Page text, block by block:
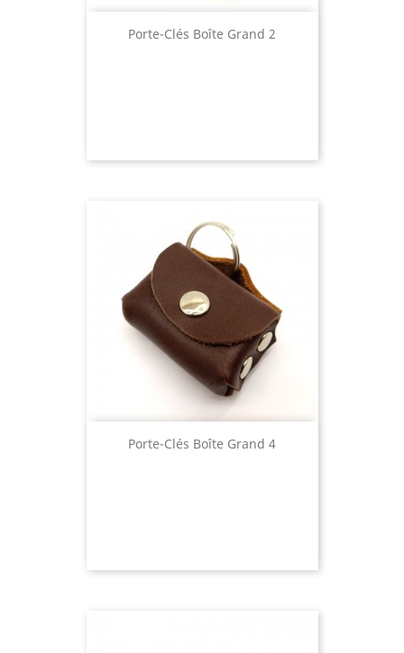
Porte-Clés Boîte Grand 2
Porte-Clés Boîte Grand 4